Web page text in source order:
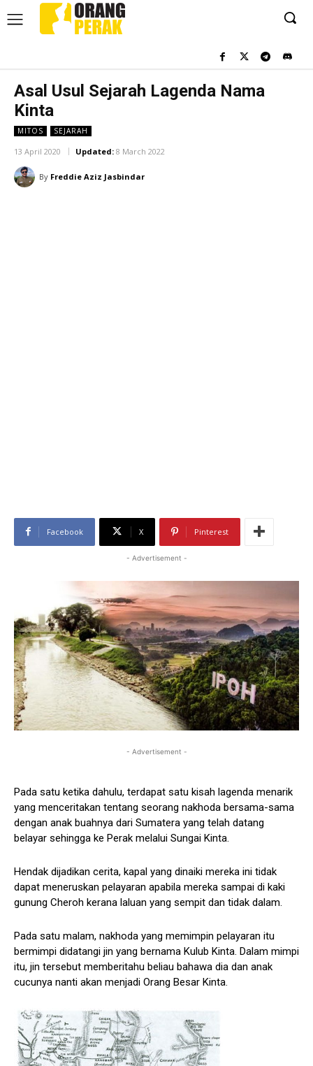
Asal Usul Sejarah Lagenda Nama
Kinta
MITOS SEJARAH
13 April 2020 Updated: 8 March 2022
By Freddie Aziz Jasbindar
Facebook X Pinterest
- Advertisement -
- Advertisement -
Pada satu ketika dahulu, terdapat satu kisah lagenda menarik
yang menceritakan tentang seorang nakhoda bersama-sama
dengan anak buahnya dari Sumatera yang telah datang
belayar sehingga ke Perak melalui Sungai Kinta.
Hendak dijadikan cerita, kapal yang dinaiki mereka ini tidak
dapat meneruskan pelayaran apabila mereka sampai di kaki
gunung Cheroh kerana laluan yang sempit dan tidak dalam.
Pada satu malam, nakhoda yang memimpin pelayaran itu
bermimpi didatangi jin yang bernama Kulub Kinta. Dalam mimpi
itu, jin tersebut memberitahu beliau bahawa dia dan anak
cucunya nanti akan menjadi Orang Besar Kinta.